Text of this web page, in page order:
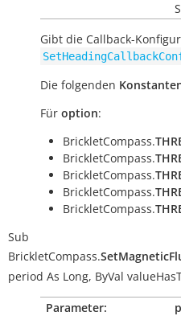
Gibt die Callback-
Die folgenden
Für option:
BrickletCompass.
BrickletCompass.
BrickletCompass.
BrickletCompass.
BrickletCompass.
Sub
BrickletCompass.
period As Long, ByVal
Parameter: